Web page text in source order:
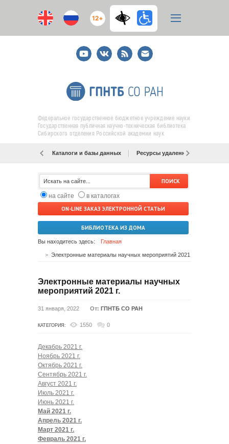
12+
YoutubeВКонтакте
RSS
E-
mail
подписка
Федеральное государственное бюджетное учреждение науки
Государственная публичная научно-техническая библиотека
Сибирского отделения Российской академии наук
Каталоги и базы данных Ресурсы удаленного доступа
на сайте
в каталогах
ON-LINE ЗАКАЗ ЭЛЕКТРОННОЙ СТАТЬИ
БИБЛИОТЕКА ИЗ ДОМА
Вы находитесь здесь: Главная
Электронные материалы научных мероприятий 2021 г.
Электронные материалы научных
мероприятий 2021 г.
31 января, 2022 От: ГПНТБ СО РАН
КАТЕГОРИЯ: 1550 0
Декабрь 2021 г.
Ноябрь 2021 г.
Октябрь 2021 г.
Сентябрь 2021 г.
Август 2021 г.
Июль 2021 г.
Июнь 2021 г.
Май 2021 г.
Апрель 2021 г.
Март 2021 г.
Февраль 2021 г.